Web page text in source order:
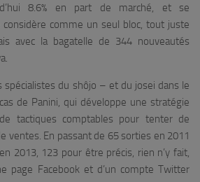
8.6% en part de marché, et se
comme un seul bloc, tout juste
avec la bagatelle de 344 nouveautés
spécialistes du shôjo – et du josei dans le
de Panini, qui développe une stratégie
tactiques comptables pour tenter de
ventes. En passant de 65 sorties en 2011
2013, 123 pour être précis, rien n’y fait,
page Facebook et d’un compte Twitter